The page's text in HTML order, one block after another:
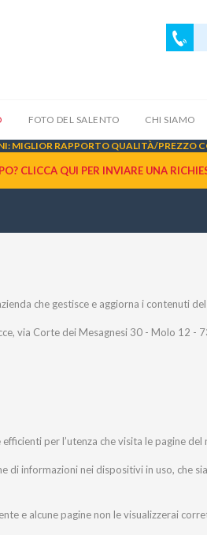
FOTO DEL SALENTO CHI SIAMO
MIGLIOR RAPPORTO QUALITÀ/PREZZO
CLICCA QUI PER INVIARE UNA
che gestisce e aggiorna i contenuti
via Corte dei Mesagnesi 30 - Molo 12 -
per l’utenza che visita le pagine del
informazioni nei dispositivi in uso, che
e alcune pagine non le visualizzerai